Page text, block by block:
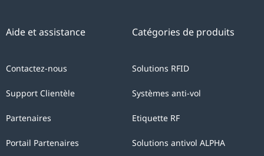
Catégories de produits
Solutions RFID
Systèmes anti-vol
Etiquette RF
Solutions antivol ALPHA
Aide et assistance
Contactez-nous
Support Clientèle
Partenaires
Portail Partenaires